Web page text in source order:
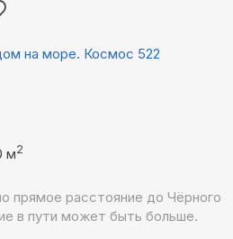
на море. Космос 522
м2
прямое расстояние до Чёрного
в пути может быть больше.